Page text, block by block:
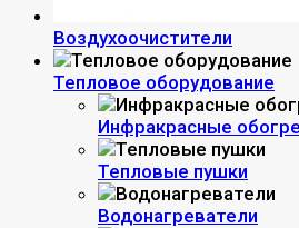
Воздухоочистители
Тепловое оборудование
Инфракрасные
Тепловые пушки
Водонагреватели